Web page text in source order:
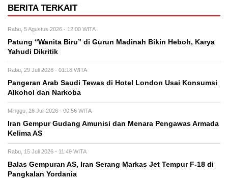
BERITA TERKAIT
Rabu, 5 Agustus 2026 - 12:00 WITA
Patung “Wanita Biru” di Gurun Madinah Bikin Heboh, Karya
Yahudi Dikritik
Rabu, 29 Juli 2026 - 01:18 WITA
Pangeran Arab Saudi Tewas di Hotel London Usai Konsumsi
Alkohol dan Narkoba
Minggu, 26 Juli 2026 - 00:56 WITA
Iran Gempur Gudang Amunisi dan Menara Pengawas Armada
Kelima AS
Rabu, 15 Juli 2026 - 11:49 WITA
Balas Gempuran AS, Iran Serang Markas Jet Tempur F-18 di
Pangkalan Yordania